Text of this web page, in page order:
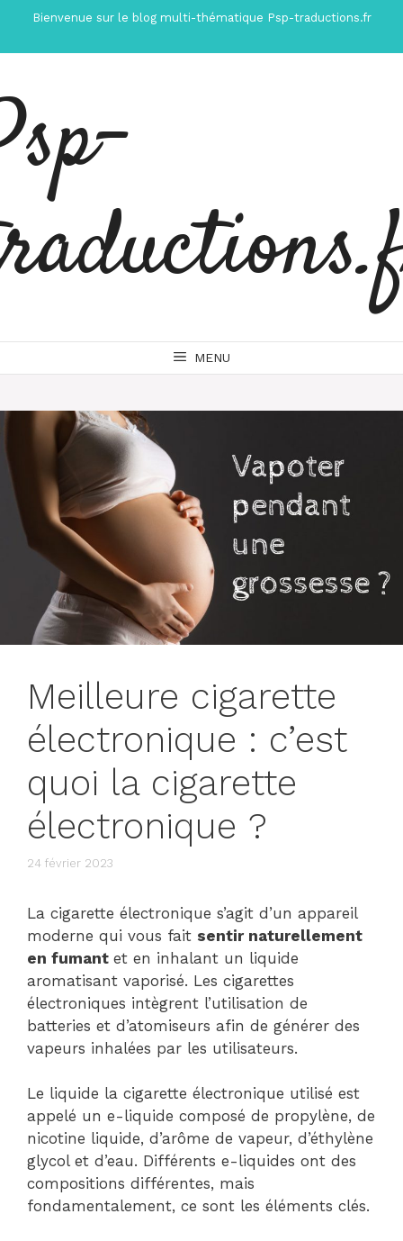
contenu
Bienvenue sur le blog multi-thématique Psp-traductions.fr
MENU
Meilleure cigarette
électronique : c’est
quoi la cigarette
électronique ?
24 février 2023
La cigarette électronique s’agit d’un appareil
moderne qui vous fait sentir naturellement
en fumant et en inhalant un liquide
aromatisant vaporisé. Les cigarettes
électroniques intègrent l’utilisation de
batteries et d’atomiseurs afin de générer des
vapeurs inhalées par les utilisateurs.
Le liquide la cigarette électronique utilisé est
appelé un e-liquide composé de propylène, de
nicotine liquide, d’arôme de vapeur, d’éthylène
glycol et d’eau. Différents e-liquides ont des
compositions différentes, mais
fondamentalement, ce sont les éléments clés.